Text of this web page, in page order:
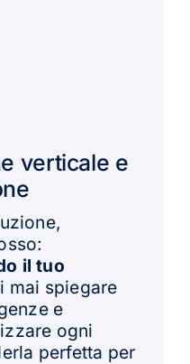
verticale e
il tuo
mai spiegare
e
ogni
perfetta per